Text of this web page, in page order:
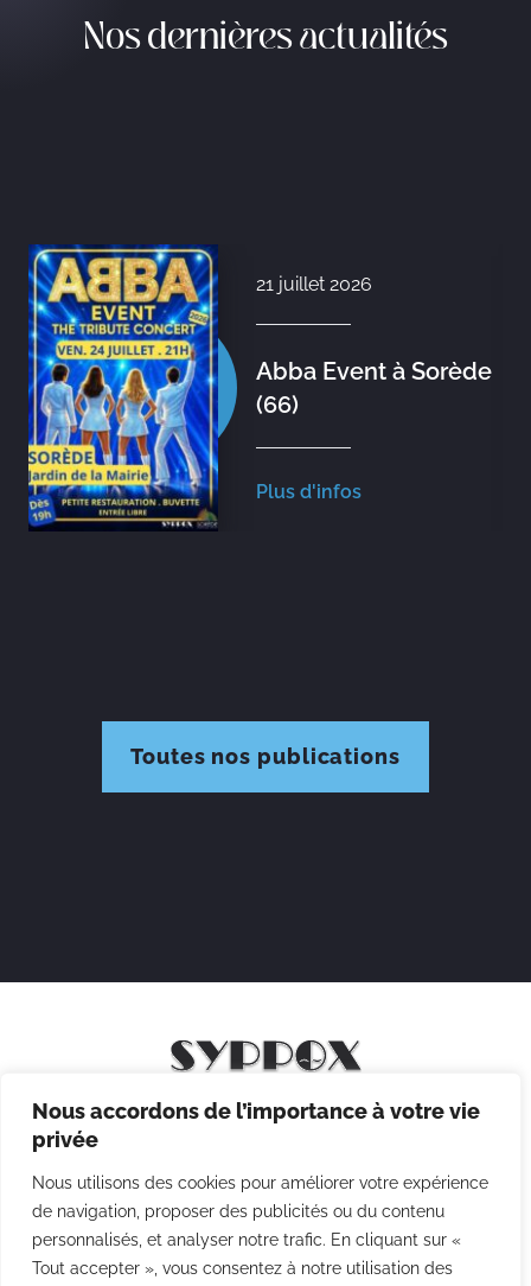
Nous accordons de l’importance à votre vie
privée
Nous utilisons des cookies pour améliorer votre expérience
de navigation, proposer des publicités ou du contenu
personnalisés, et analyser notre trafic. En cliquant sur «
Tout accepter », vous consentez à notre utilisation des
Nos dernières actualités
21 juillet 2026
Abba Event à Sorède
(66)
Plus d'infos
Toutes nos publications
Mentions légales
Politique des cookies
CGV